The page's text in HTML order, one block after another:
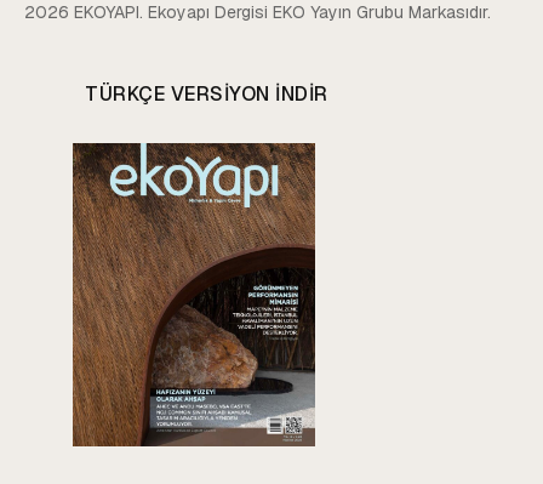
2026 EKOYAPI. Ekoyapı Dergisi EKO Yayın Grubu Markasıdır.
TÜRKÇE VERSIYON INDIR